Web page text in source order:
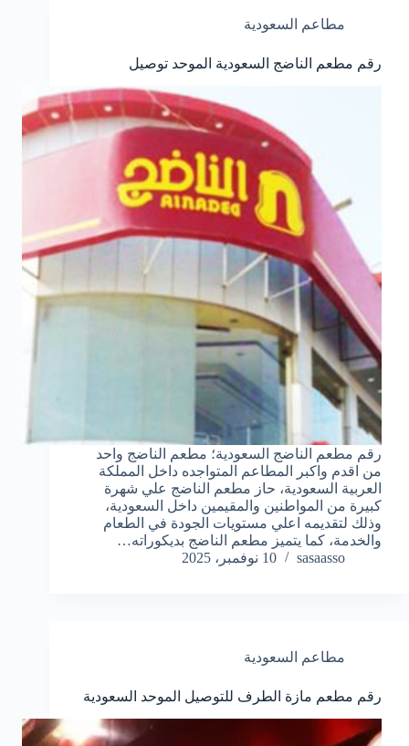
مطاعم السعودية
رقم مطعم الناضج السعودية الموحد توصيل
رقم مطعم الناضج السعودية؛ مطعم الناضج واحد
من اقدم واكبر المطاعم المتواجده داخل المملكة
العربية السعودية، حاز مطعم الناضج علي شهرة
كبيرة من المواطنين والمقيمين داخل السعودية،
وذلك لتقديمه اعلي مستويات الجودة في الطعام
والخدمة، كما يتميز مطعم الناضج بديكوراته…
sasaasso
10 نوفمبر، 2025
مطاعم السعودية
رقم مطعم مازة الطرف للتوصيل الموحد السعودية